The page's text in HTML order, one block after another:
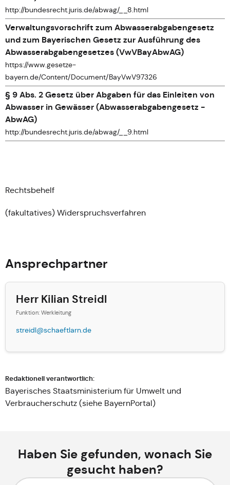
http://bundesrecht.juris.de/abwag/__8.html
Verwaltungsvorschrift zum Abwasserabgabengesetz
und zum Bayerischen Gesetz zur Ausführung des
Abwasserabgabengesetzes (VwVBayAbwAG)
https://www.gesetze-
bayern.de/Content/Document/BayVwV97326
§ 9 Abs. 2 Gesetz über Abgaben für das Einleiten von
Abwasser in Gewässer (Abwasserabgabengesetz -
AbwAG)
http://bundesrecht.juris.de/abwag/__9.html
Rechtsbehelf
(fakultatives) Widerspruchsverfahren
Ansprechpartner
Herr Kilian Streidl
Funktion: Werkleitung
streidl@schaeftlarn.de
Redaktionell verantwortlich:
Bayerisches Staatsministerium für Umwelt und
Verbraucherschutz (siehe BayernPortal)
Haben Sie gefunden, wonach Sie
gesucht haben?